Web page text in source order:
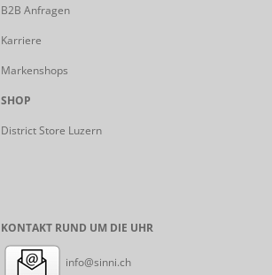
B2B Anfragen
Karriere
Markenshops
SHOP
District Store Luzern
KONTAKT RUND UM DIE UHR
info@sinni.ch